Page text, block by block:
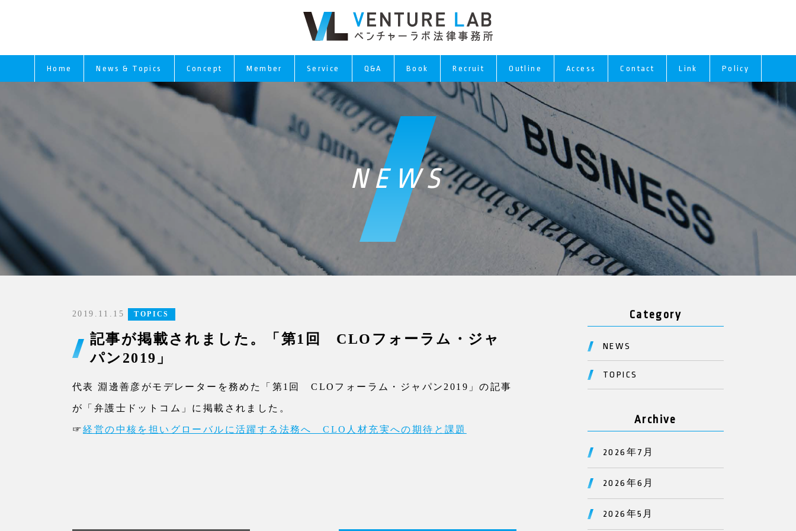
Home News & Topics Concept Member Service Q&A Book Recruit Outline Access Contact Link Policy
NEWS
2019.11.15 TOPICS
記事が掲載されました。「第1回 CLOフォーラム・ジャ
パン2019」
代表 淵邊善彦がモデレーターを務めた「第1回 CLOフォーラム・ジャパン2019」の記事
が「弁護士ドットコム」に掲載されました。
☞経営の中核を担いグローバルに活躍する法務へ CLO人材充実への期待と課題
Category
NEWS
TOPICS
Archive
2026年7月
2026年6月
2026年5月